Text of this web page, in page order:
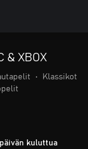
& XBOX
•
Klassikot
kuluttua